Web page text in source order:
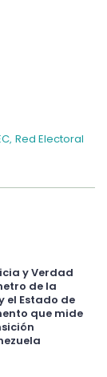
, Red Electoral
y Verdad
de la
el Estado de
que mide